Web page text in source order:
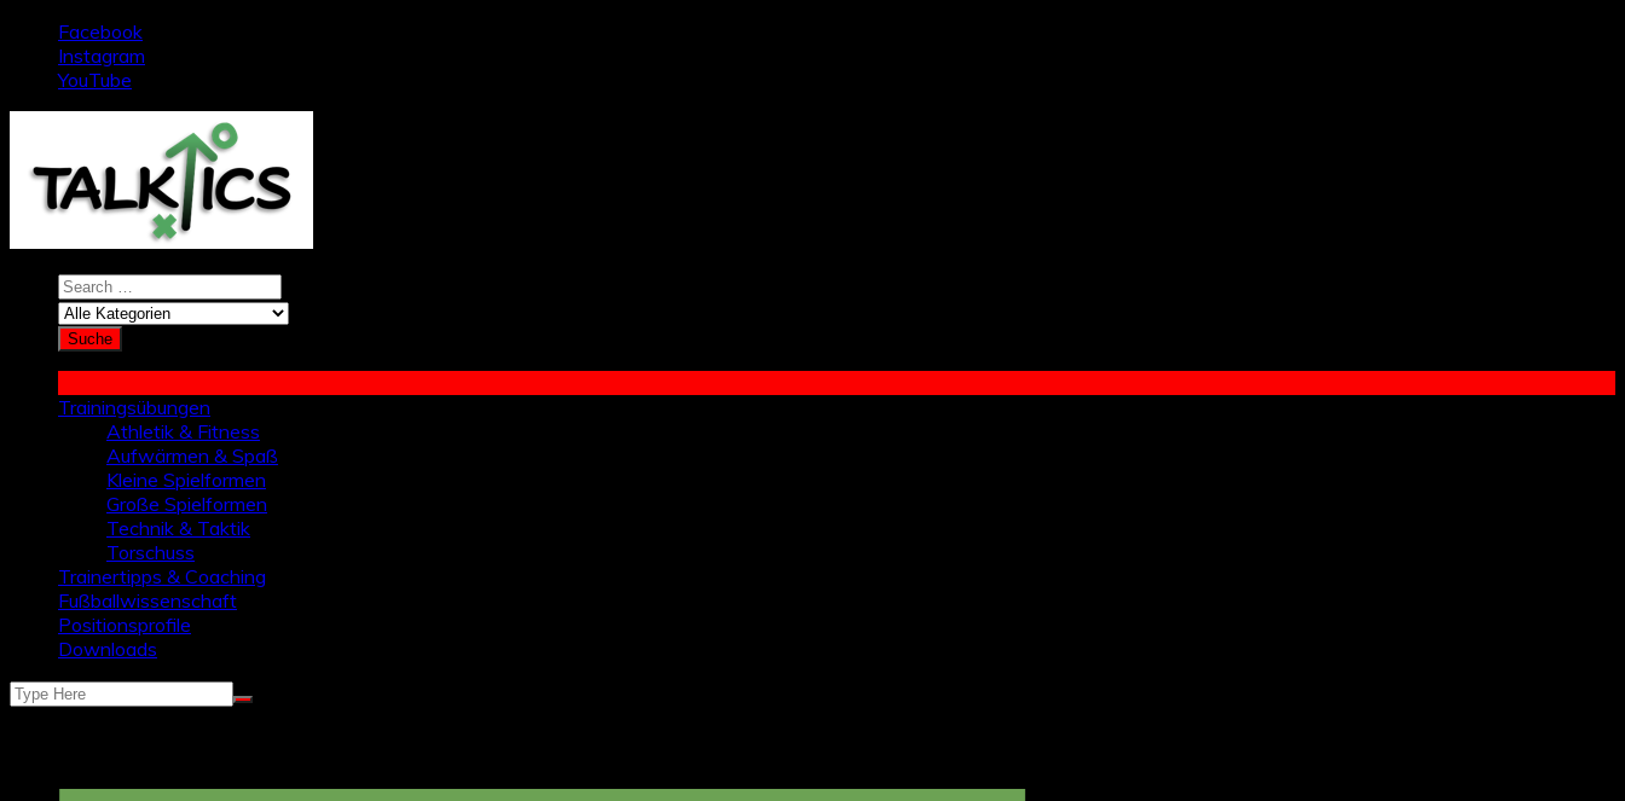
springen
Facebook
Instagram
YouTube
Trainingsübungen
Athletik & Fitness
Aufwärmen & Spaß
Kleine Spielformen
Große Spielformen
Technik & Taktik
Torschuss
Trainertipps & Coaching
Fußballwissenschaft
Positionsprofile
Downloads